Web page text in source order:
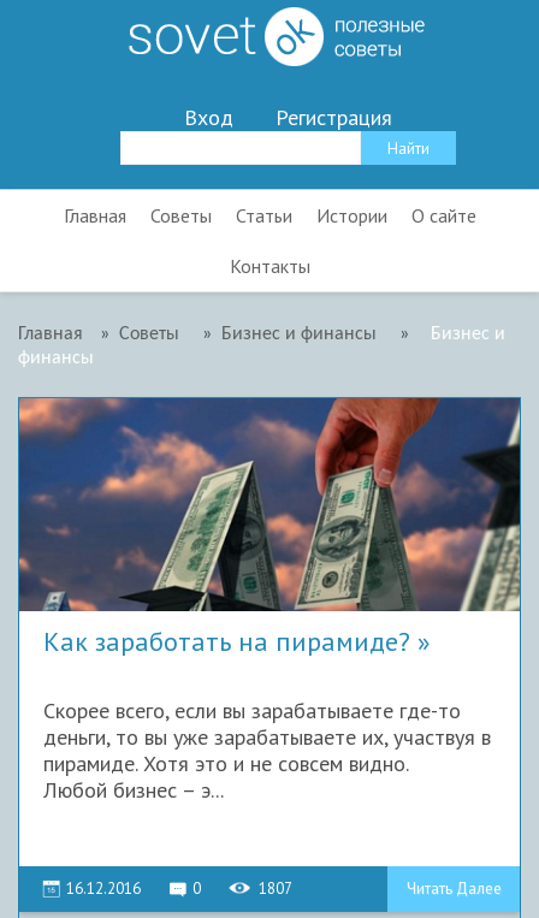
Вход Регистрация
Главная Советы Статьи Истории О сайте
Контакты
Главная » Советы » Бизнес и финансы »
Бизнес и
финансы
Как заработать на пирамиде?
Скорее всего, если вы зарабатываете где-то
деньги, то вы уже зарабатываете их, участвуя в
пирамиде. Хотя это и не совсем видно.
Любой бизнес – э...
16.12.2016 0 1807 Читать Далее